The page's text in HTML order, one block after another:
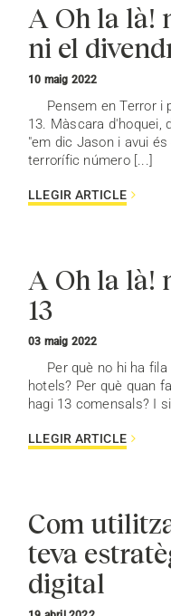
A Oh la là!
ni el
10 maig 2022
Pensem en Terror i
13. Màscara d'hoquei,
"em dic Jason i avui
terrorífic número [...]
LLEGIR ARTICLE
A Oh la là!
13
03 maig 2022
Per què no hi ha fila
hotels? Per què quan
hagi 13 comensals? I
LLEGIR ARTICLE
Com
teva
digital